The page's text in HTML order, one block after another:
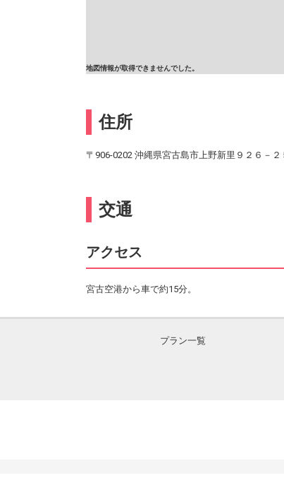
地図情報が取得できませんでした。
住所
〒906-0202 沖縄県宮古島市上野新里９２６－２
交通
アクセス
宮古空港から車で約15分。
プラン一覧